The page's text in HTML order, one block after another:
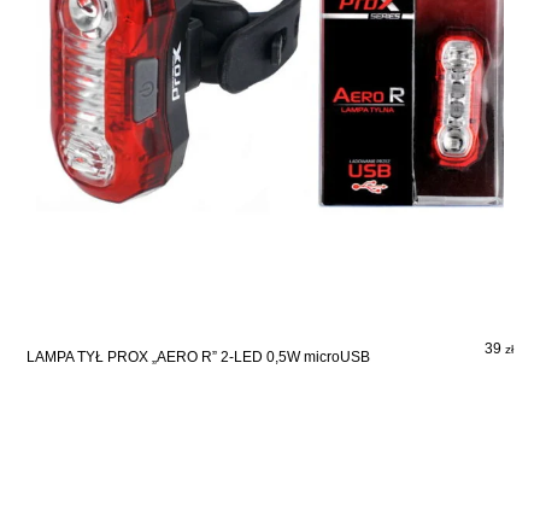
LAMPA TYŁ PROX „AERO R” 2-LED 0,5W microUSB
39 zł